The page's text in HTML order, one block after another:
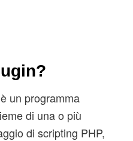
un programma
di una o più
di scripting PHP,